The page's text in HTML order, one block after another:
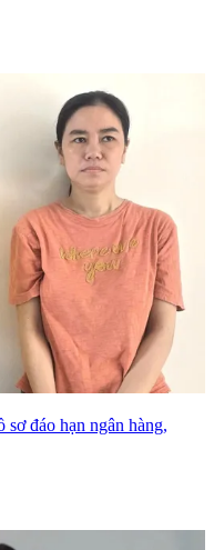
đáo hạn ngân hàng,